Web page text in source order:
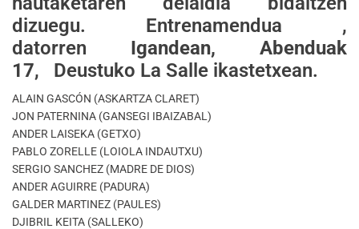
dizuegu. Entrenamendua ,
datorren Igandean, Abenduak
17, Deustuko La Salle ikastetxean.
ALAIN GASCÓN (ASKARTZA CLARET)
JON PATERNINA (GANSEGI IBAIZABAL)
ANDER LAISEKA (GETXO)
PABLO ZORELLE (LOIOLA INDAUTXU)
SERGIO SANCHEZ (MADRE DE DIOS)
ANDER AGUIRRE (PADURA)
GALDER MARTINEZ (PAULES)
DJIBRIL KEITA (SALLEKO)